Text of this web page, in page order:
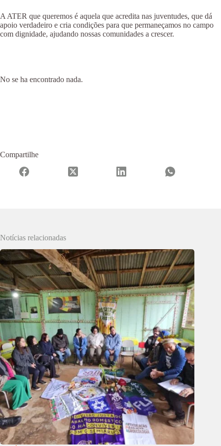
A ATER que queremos é aquela que acredita nas juventudes, que dá
apoio verdadeiro e cria condições para que permaneçamos no campo
com dignidade, ajudando nossas comunidades a crescer.
No se ha encontrado nada.
Compartilhe
Notícias relacionadas